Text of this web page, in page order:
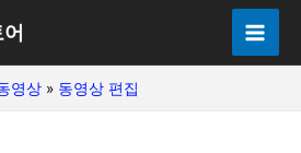
영상 » 동영상 편집